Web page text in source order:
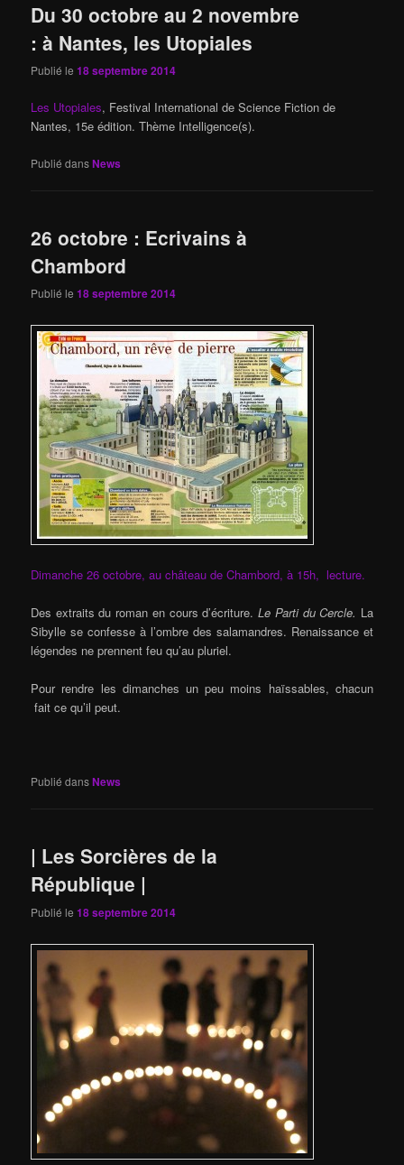
Du 30 octobre au 2 novembre
: à Nantes, les Utopiales
Publié le18 septembre 2014
Les Utopiales, Festival International de Science Fiction de
Nantes, 15e édition. Thème Intelligence(s).
Publié dansNews
26 octobre : Ecrivains à
Chambord
Publié le18 septembre 2014
Dimanche 26 octobre, au château de Chambord, à 15h, lecture.
Des extraits du roman en cours d’écriture.Le Parti du Cercle. La
Sibylle se confesse à l’ombre des salamandres. Renaissance et
légendes ne prennent feu qu’au pluriel.
Pour rendre les dimanches un peu moins haïssables, chacun
fait ce qu’il peut.
Publié dansNews
| Les Sorcières de la
République |
Publié le18 septembre 2014